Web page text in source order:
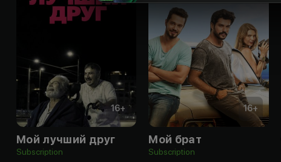
16+
Мой лучший друг
Subscription
16+
Мой брат
Subscription